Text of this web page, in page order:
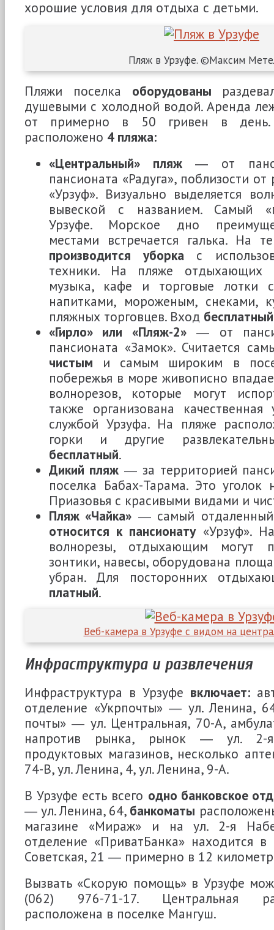
хорошие условия для отдыха с детьми.
Пляж в Урзуфе. ©Максим
Пляжи поселка оборудованы
душевыми с холодной водой. Аренда
от примерно в 50 гривен в
расположено 4 пляжа:
«Центральный» пляж― от
пансионата «Радуга», поблизости
«Урзуф». Визуально выделяется
вывеской с названием. Самый
Урзуфе. Морское дно
местами встречается галька. На
производится уборкас
техники. На пляже отдыхающих
музыка, кафе и торговые лотки
напитками, мороженым, снеками,
пляжных торговцев. Вход бесплатный
«Гирло» или «Пляж-2»― от
пансионата «Замок». Считается
чистым и самым широким в
побережья в море живописно
волнорезов, которые могут
также организована качественная
службой Урзуфа. На пляже
горки и другие
бесплатный.
Дикий пляж― за территорией
поселка Бабах-Тарама. Это уголок
Приазовья с красивыми видами и
Пляж «Чайка» ― самый
относится к пансионату«Урзуф».
волнорезы, отдыхающим могут
зонтики, навесы, оборудована
убран. Для посторонних
платный.
Веб-камера в Урзуфе с видом на
Инфраструктура и развлечения
Инфраструктура в Урзуфе включает:
отделение «Укрпочты» ― ул. Ленина,
почты» ― ул. Центральная, 70-А,
напротив рынка, рынок ― ул. 2-
продуктовых магазинов, несколько
74-В, ул. Ленина, 4, ул. Ленина, 9-А.
В Урзуфе есть всего одно банковское
― ул. Ленина, 64, банкоматы
магазине «Мираж» и на ул. 2-я
отделение «ПриватБанка» находится
Советская, 21 ― примерно в 12
Вызвать «Скорую помощь» в Урзуфе
(062) 976-71-17. Центральная
расположена в поселке Мангуш.